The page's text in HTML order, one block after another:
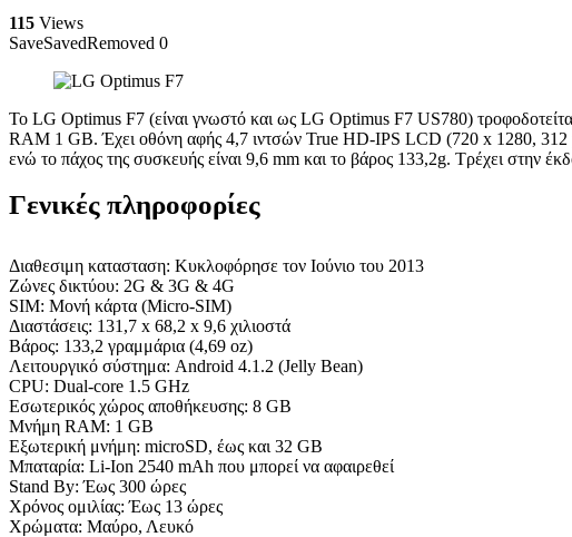
115 Views
SaveSavedRemoved 0
Το LG Optimus F7 (είναι γνωστό και ως LG Optimus F7 US780)
RAM 1 GB. Έχει οθόνη αφής 4,7 ιντσών True HD-IPS LCD (720 x 1280, 312
ενώ το πάχος της συσκευής είναι 9,6 mm και το βάρος 133,2g. Τρέχει στην
Γενικές πληροφορίες
Διαθεσιμη κατασταση: Κυκλοφόρησε τον Ιούνιο του 2013
Ζώνες δικτύου: 2G & 3G & 4G
SIM: Μονή κάρτα (Micro-SIM)
Διαστάσεις: 131,7 x 68,2 x 9,6 χιλιοστά
Βάρος: 133,2 γραμμάρια (4,69 oz)
Λειτουργικό σύστημα: Android 4.1.2 (Jelly Bean)
CPU: Dual-core 1.5 GHz
Εσωτερικός χώρος αποθήκευσης: 8 GB
Μνήμη RAM: 1 GB
Εξωτερική μνήμη: microSD, έως και 32 GB
Μπαταρία: Li-Ion 2540 mAh που μπορεί να αφαιρεθεί
Stand By: Έως 300 ώρες
Χρόνος ομιλίας: Έως 13 ώρες
Χρώματα: Μαύρο, Λευκό